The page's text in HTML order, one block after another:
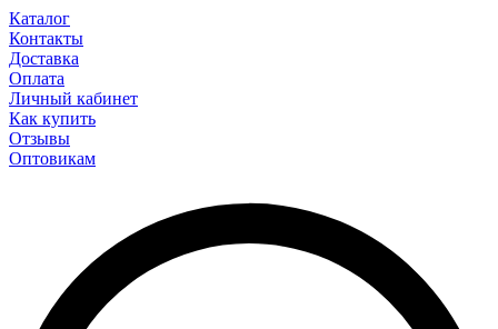
Каталог
Контакты
Доставка
Оплата
Личный кабинет
Как купить
Отзывы
Оптовикам